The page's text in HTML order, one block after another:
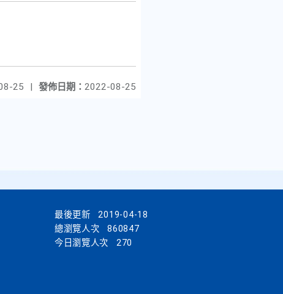
發佈日期： 2022-08-25
25 |
最後更新
2019-04-18
總瀏覽人次
860847
今日瀏覽人次
270